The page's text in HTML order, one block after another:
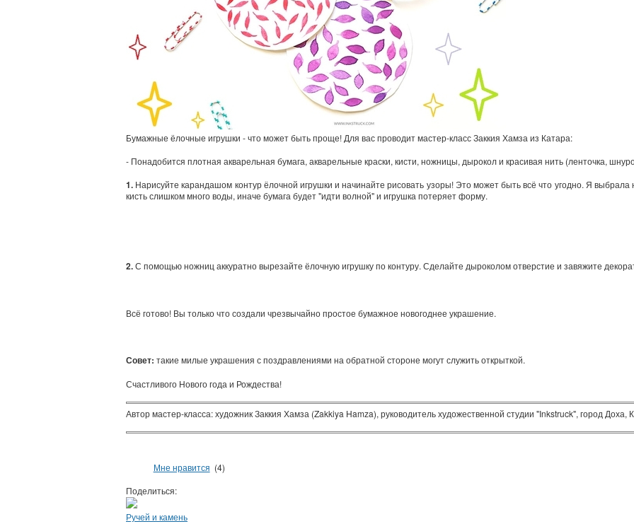
Бумажные ёлочные игрушки - что может быть проще! Для вас проводит мастер-класс Заккия Хамза из Катара:
- Понадобится плотная акварельная бумага, акварельные краски, кисти, ножницы, дырокол и красивая нить (ленточка,
1. Нарисуйте карандашом контур ёлочной игрушки и начинайте рисовать узоры! Это может быть всё что угодно. Я
кисть слишком много воды, иначе бумага будет "идти волной" и игрушка потеряет форму.
2.С помощью ножниц аккуратно вырезайте ёлочную игрушку по контуру. Сделайте дыроколом отверстие и завяжите
Всё готово! Вы только что создали чрезвычайно простое бумажное новогоднее украшение.
Совет: такие милые украшения с поздравлениями на обратной стороне могут служить открыткой.
Счастливого Нового года и Рождества!
Автор мастер-класса: художник Заккия Хамза (Zakkiya Hamza), руководитель художественной студии "Inkstruck", город Доха,
Мне нравится (4)
Поделиться:
Ручей и камень